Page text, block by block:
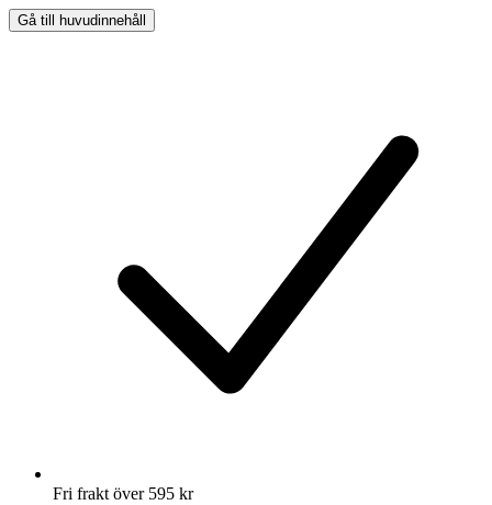
Gå till huvudinnehåll
Fri frakt över 595 kr